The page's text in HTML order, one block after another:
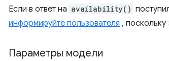
Если в ответ на availability()
информируйте пользователя , поскольку
Параметры модели